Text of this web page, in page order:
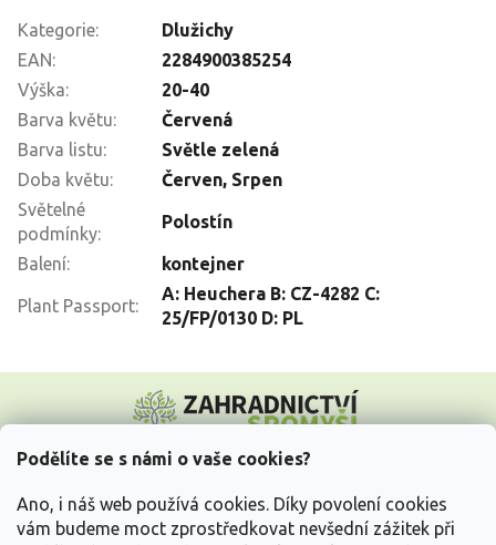
Podělíte se s námi o vaše cookies?
Ano, i náš web používá cookies. Díky povolení cookies
vám budeme moct zprostředkovat nevšední zážitek při
Kategorie:
Dlužichy
EAN:
2284900385254
Výška:
20-40
Barva květu:
Červená
Barva listu:
Světle zelená
Doba květu: Červen, Srpen
Světelné
podmínky:
Polostín
Balení: kontejner
Plant Passport:
A: Heuchera B: CZ-4282 C:
25/FP/0130 D: PL
p
Vše o nákupu